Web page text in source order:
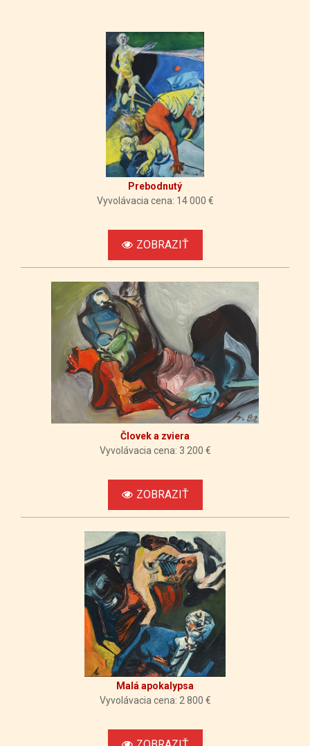
Prebodnutý
Vyvolávacia cena: 14 000 €
ZOBRAZIŤ
Človek a zviera
Vyvolávacia cena: 3 200 €
ZOBRAZIŤ
Malá apokalypsa
Vyvolávacia cena: 2 800 €